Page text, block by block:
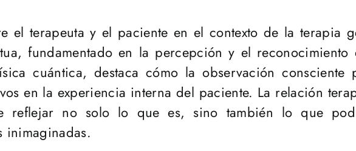
el terapeuta y el paciente en el contexto de la terapia
fundamentado en la percepción y el
cuántica, destaca cómo la observación
en la experiencia interna del paciente. La relación
reflejar no solo lo que es, sino también lo que
inimaginadas.